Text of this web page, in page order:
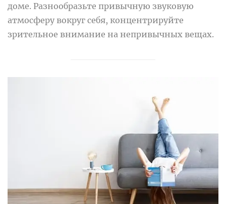
доме. Разнообразьте привычную звуковую
атмосферу вокруг себя, концентрируйте
зрительное внимание на непривычных вещах.